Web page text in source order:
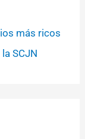
más ricos
SCJN